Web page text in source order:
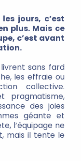
jours, c’est
plus. Mais ce
c’est avant
sans fard
les effraie ou
collective.
pragmatisme,
des joies
géante et
l’équipage ne
mais il tente le